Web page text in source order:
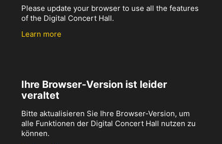
Please update your browser to use all the features
of the Digital Concert Hall.
Learn more
Ihre Browser-Version ist leider
veraltet
Bitte aktualisieren Sie Ihre Browser-Version, um
alle Funktionen der Digital Concert Hall nutzen zu
können.